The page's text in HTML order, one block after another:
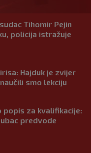
Tihomir Pejin
policija istražuje
Hajduk je zvijer
smo lekciju
za kvalifikacije:
predvode